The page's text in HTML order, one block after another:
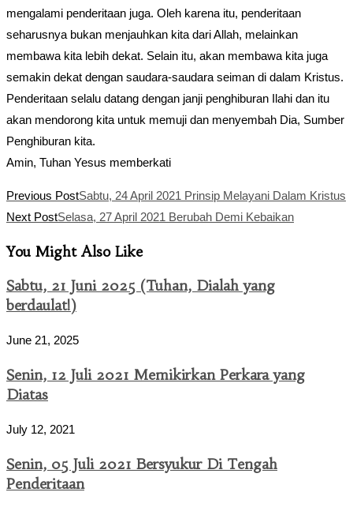
mengalami penderitaan juga. Oleh karena itu, penderitaan
seharusnya bukan menjauhkan kita dari Allah, melainkan
membawa kita lebih dekat. Selain itu, akan membawa kita juga
semakin dekat dengan saudara-saudara seiman di dalam Kristus.
Penderitaan selalu datang dengan janji penghiburan Ilahi dan itu
akan mendorong kita untuk memuji dan menyembah Dia, Sumber
Penghiburan kita.
Amin, Tuhan Yesus memberkati
Read
more
Previous PostSabtu, 24 April 2021 Prinsip Melayani Dalam Kristus
Next PostSelasa, 27 April 2021 Berubah Demi Kebaikan
You Might Also Like
Sabtu, 21 Juni 2025 (Tuhan, Dialah yang
berdaulat!)
June 21, 2025
Senin, 12 Juli 2021 Memikirkan Perkara yang
Diatas
July 12, 2021
Senin, 05 Juli 2021 Bersyukur Di Tengah
Penderitaan